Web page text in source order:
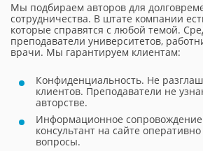
Мы подбираем авторов для
сотрудничества. В штате компании
которые справятся с любой темой.
преподаватели университетов,
врачи. Мы гарантируем клиентам:
Конфиденциальность. Не
клиентов. Преподаватели не
авторстве.
Информационное
консультант на сайте
вопросы.